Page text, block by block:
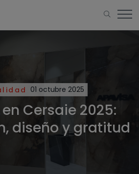
01 octubre 2025
Cersaie 2025:
diseño y gratitud